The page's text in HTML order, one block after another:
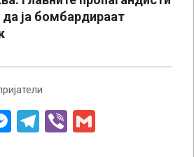
да ја бомбардираат
Messenger
Telegram
Viber